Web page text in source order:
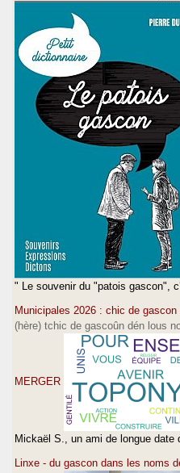
" Le souvenir du "patois gascon",
Municipales 2026 : chic de
(hère) tchic de gascoûn dén lous
MERGER
Mickaël S., un ami de longue
Linxe - du gascon dans les noms